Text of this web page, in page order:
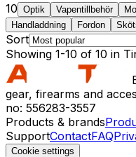
10 Optik Vapentillbehör
Handladdning
Fordon
Sort
Showing 1-10 of 10 in
gear, firearms and
no: 556283-3557
Products & brands
SupportContactFAQ
Cookie settings